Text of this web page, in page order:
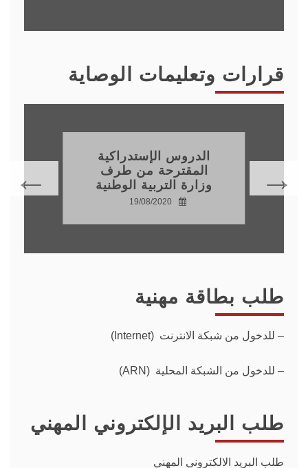
قرارات وتعليمات الوصاية
الدروس الإستدراكية
المقترحة من طرف
وزارة التربية الوطنية
19/08/2020
طلب بطاقة مهنية
– للدخول من شبكة الانترنت (Internet)
– للدخول من الشبكة المحلية (ARN)
طلب البريد الإلكتروني المهني
طلب البريد الالكتروني المهني